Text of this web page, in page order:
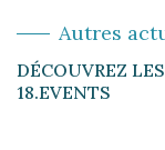
Autres
DÉCOUVREZ
18.EVENTS